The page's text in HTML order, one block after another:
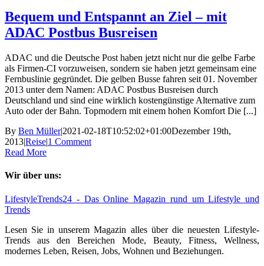
Bequem und Entspannt an Ziel – mit
ADAC Postbus Busreisen
ADAC und die Deutsche Post haben jetzt nicht nur die gelbe Farbe
als Firmen-CI vorzuweisen, sondern sie haben jetzt gemeinsam eine
Fernbuslinie gegründet. Die gelben Busse fahren seit 01. November
2013 unter dem Namen: ADAC Postbus Busreisen durch
Deutschland und sind eine wirklich kostengünstige Alternative zum
Auto oder der Bahn. Topmodern mit einem hohen Komfort Die [...]
By Ben Müller|2021-02-18T10:52:02+01:00Dezember 19th,
2013|Reise|1 Comment
Read More
Wir über uns:
LifestyleTrends24 - Das Online Magazin rund um Lifestyle und
Trends
Lesen Sie in unserem Magazin alles über die neuesten Lifestyle-
Trends aus den Bereichen Mode, Beauty, Fitness, Wellness,
modernes Leben, Reisen, Jobs, Wohnen und Beziehungen.